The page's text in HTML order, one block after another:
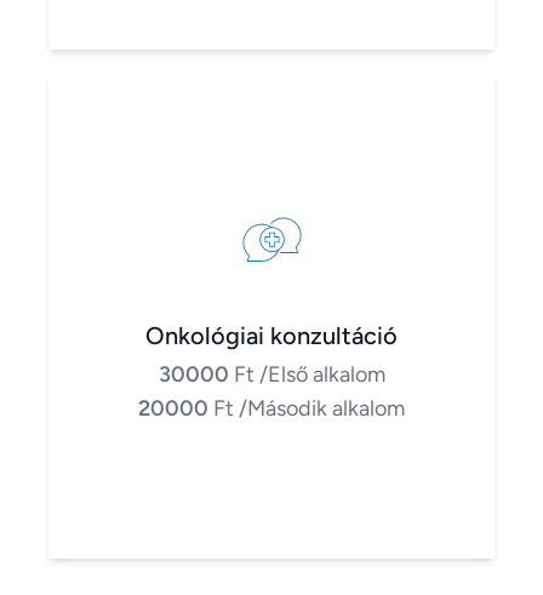
Onkológiai konzultáció
30000 Ft /Első alkalom
20000 Ft /Második alkalom